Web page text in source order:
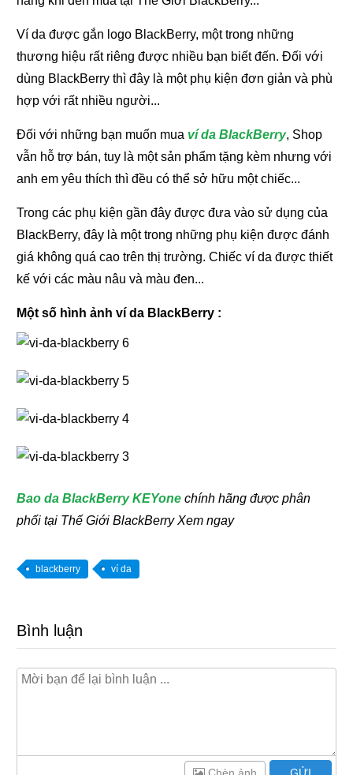
Ví da được gắn logo BlackBerry, một trong những
thương hiệu rất riêng được nhiều bạn biết đến. Đối với
dùng BlackBerry thì đây là một phụ kiện đơn giản và phù
hợp với rất nhiều người...
Đối với những bạn muốn mua ví da BlackBerry, Shop
vẫn hỗ trợ bán, tuy là một sản phẩm tặng kèm nhưng với
anh em yêu thích thì đều có thể sở hữu một chiếc...
Trong các phụ kiện gần đây được đưa vào sử dụng của
BlackBerry, đây là một trong những phụ kiện được đánh
giá không quá cao trên thị trường. Chiếc ví da được thiết
kế với các màu nâu và màu đen...
Một số hình ảnh ví da BlackBerry :
Bao da BlackBerry KEYone chính hãng được phân
phối tại Thế Giới BlackBerry Xem ngay
blackberry ví da
Bình luận